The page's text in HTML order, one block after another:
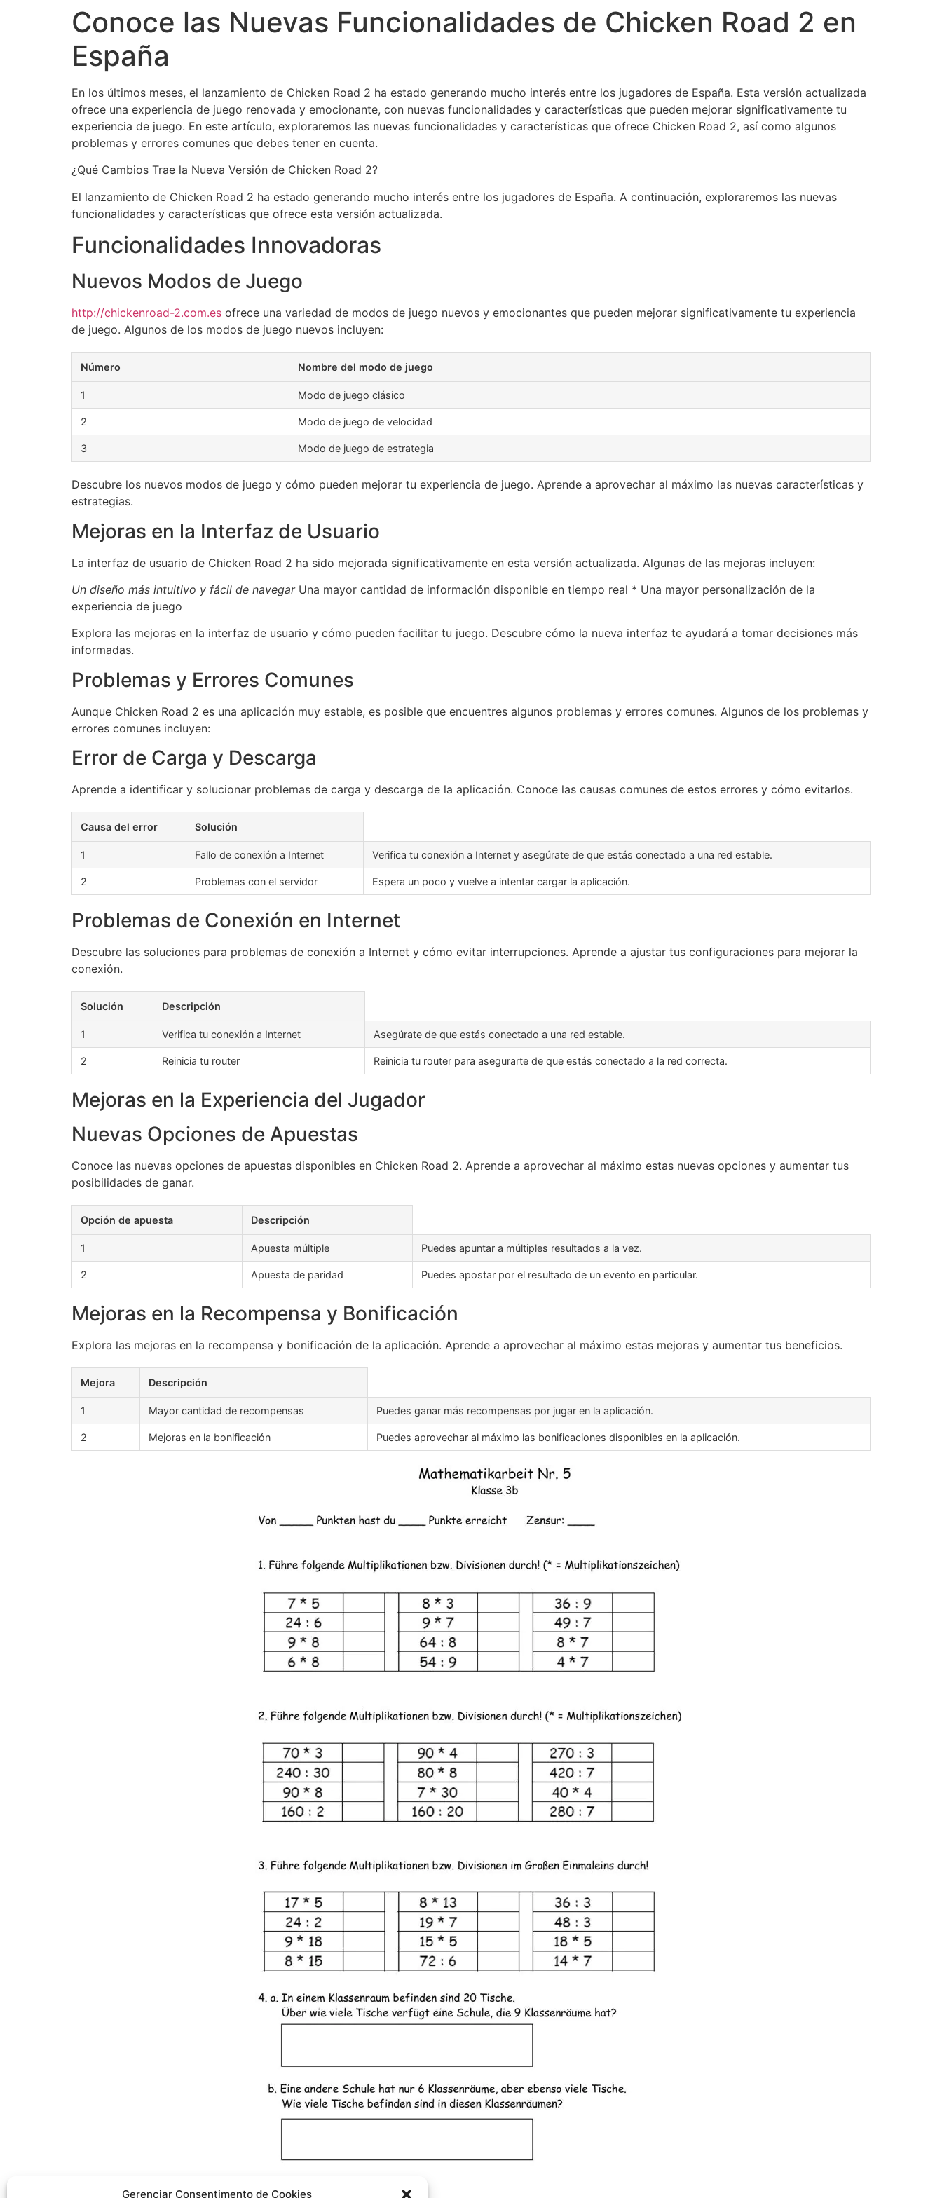
Gerenciar Consentimento de Cookies
Conoce las Nuevas Funcionalidades de Chicken Road 2 en
España
En los últimos meses, el lanzamiento de Chicken Road 2 ha estado generando mucho interés entre los jugadores de España. Esta versión actualizada
ofrece una experiencia de juego renovada y emocionante, con nuevas funcionalidades y características que pueden mejorar significativamente tu
experiencia de juego. En este artículo, exploraremos las nuevas funcionalidades y características que ofrece Chicken Road 2, así como algunos
problemas y errores comunes que debes tener en cuenta.
¿Qué Cambios Trae la Nueva Versión de Chicken Road 2?
El lanzamiento de Chicken Road 2 ha estado generando mucho interés entre los jugadores de España. A continuación, exploraremos las nuevas
funcionalidades y características que ofrece esta versión actualizada.
Funcionalidades Innovadoras
Nuevos Modos de Juego
http://chickenroad-2.com.es ofrece una variedad de modos de juego nuevos y emocionantes que pueden mejorar significativamente tu experiencia
de juego. Algunos de los modos de juego nuevos incluyen:
Número Nombre del modo de juego
1 Modo de juego clásico
2 Modo de juego de velocidad
3 Modo de juego de estrategia
Descubre los nuevos modos de juego y cómo pueden mejorar tu experiencia de juego. Aprende a aprovechar al máximo las nuevas características y
estrategias.
Mejoras en la Interfaz de Usuario
La interfaz de usuario de Chicken Road 2 ha sido mejorada significativamente en esta versión actualizada. Algunas de las mejoras incluyen:
Un diseño más intuitivo y fácil de navegar Una mayor cantidad de información disponible en tiempo real * Una mayor personalización de la
experiencia de juego
Explora las mejoras en la interfaz de usuario y cómo pueden facilitar tu juego. Descubre cómo la nueva interfaz te ayudará a tomar decisiones más
informadas.
Problemas y Errores Comunes
Aunque Chicken Road 2 es una aplicación muy estable, es posible que encuentres algunos problemas y errores comunes. Algunos de los problemas y
errores comunes incluyen:
Error de Carga y Descarga
Aprende a identificar y solucionar problemas de carga y descarga de la aplicación. Conoce las causas comunes de estos errores y cómo evitarlos.
Causa del error Solución
1 Fallo de conexión a Internet Verifica tu conexión a Internet y asegúrate de que estás conectado a una red estable.
2 Problemas con el servidor Espera un poco y vuelve a intentar cargar la aplicación.
Problemas de Conexión en Internet
Descubre las soluciones para problemas de conexión a Internet y cómo evitar interrupciones. Aprende a ajustar tus configuraciones para mejorar la
conexión.
Solución Descripción
1 Verifica tu conexión a Internet Asegúrate de que estás conectado a una red estable.
2 Reinicia tu router Reinicia tu router para asegurarte de que estás conectado a la red correcta.
Mejoras en la Experiencia del Jugador
Nuevas Opciones de Apuestas
Conoce las nuevas opciones de apuestas disponibles en Chicken Road 2. Aprende a aprovechar al máximo estas nuevas opciones y aumentar tus
posibilidades de ganar.
Opción de apuesta Descripción
1 Apuesta múltiple Puedes apuntar a múltiples resultados a la vez.
2 Apuesta de paridad Puedes apostar por el resultado de un evento en particular.
Mejoras en la Recompensa y Bonificación
Explora las mejoras en la recompensa y bonificación de la aplicación. Aprende a aprovechar al máximo estas mejoras y aumentar tus beneficios.
Mejora Descripción
1 Mayor cantidad de recompensas Puedes ganar más recompensas por jugar en la aplicación.
2 Mejoras en la bonificación Puedes aprovechar al máximo las bonificaciones disponibles en la aplicación.
Conclusión